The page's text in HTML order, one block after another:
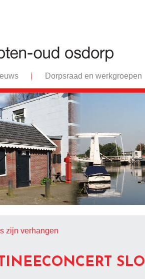
Dorpsraad en werkgroepen
zijn verhangen